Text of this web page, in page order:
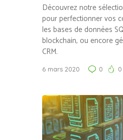
Découvrez notre
pour perfectionner vos
les bases de données
blockchain, ou encore
CRM.
6 mars 2020 0 0